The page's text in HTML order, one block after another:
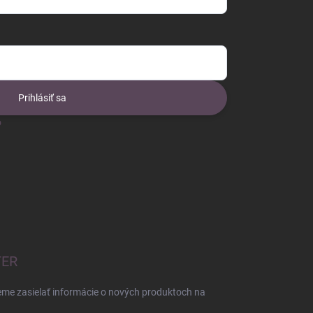
Prihlásiť sa
zasielať informácie o nových produktoch na